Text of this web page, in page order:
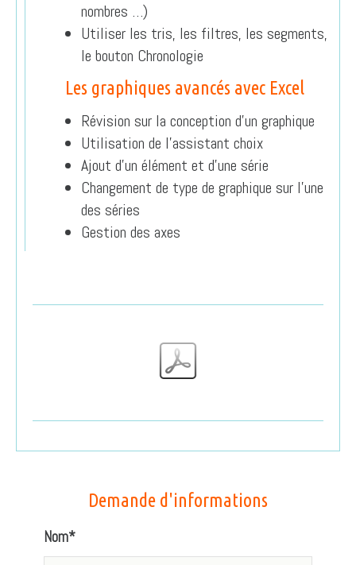
nombres …)
Utiliser les tris, les filtres, les segments,
le bouton Chronologie
Les graphiques avancés avec Excel
Révision sur la conception d’un graphique
Utilisation de l’assistant choix
Ajout d’un élément et d’une série
Changement de type de graphique sur l’une
des séries
Gestion des axes
Demande d'informations
Nom*